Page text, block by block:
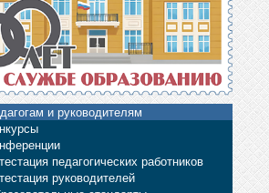
и руководителям
педагогических работников
руководителей